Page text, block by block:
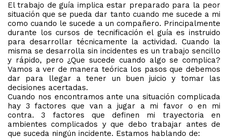
El trabajo de guía implica estar preparado para la peor
situación que se pueda dar tanto cuando me sucede a mi
como cuando le sucede a un compañero. Principalmente
durante los cursos de tecnificación el guía es instruido
para desarrollar técnicamente la actividad. Cuando la
misma se desarrolla sin incidentes es un trabajo sencillo
y rápido, pero ¿Que sucede cuando algo se complica?
Vamos a ver de manera teórica los pasos que debemos
dar para llegar a tener un buen juicio y tomar las
decisiones acertadas.
Cuando nos encontramos ante una situación complicada
hay 3 factores que van a jugar a mi favor o en mi
contra. 3 factores que definen mi trayectoria en
ambientes complicados y que debo trabajar antes de
que suceda ningún incidente. Estamos hablando de: